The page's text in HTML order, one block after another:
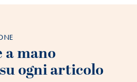
mano
ogni articolo